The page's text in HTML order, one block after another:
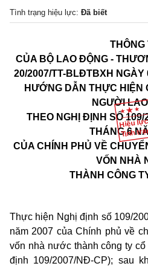
Tình trạng hiệu lực: Đã biết
Hiệu
Tình
THÔNG
CỦA BỘ LAO ĐỘNG -
20/2007/TT-BLĐTBXH NGÀY
HƯỚNG DẪN THỰC HIỆN
NGƯỜI
THEO NGHỊ ĐỊNH SỐ
THÁNG 6
CỦA CHÍNH PHỦ VỀ
VỐN NHÀ
THÀNH CÔNG
Thực hiện Nghị định số 109/
năm 2007 của Chính phủ về
vốn nhà nước thành công ty
định 109/2007/NĐ-CP); sau